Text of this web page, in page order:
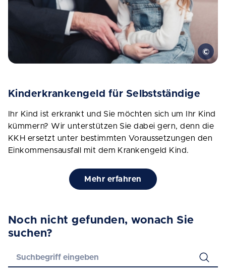
Kinderkrankengeld für Selbstständige
Ihr Kind ist erkrankt und Sie möchten sich um Ihr Kind
kümmern? Wir unterstützen Sie dabei gern, denn die
KKH ersetzt unter bestimmten Voraussetzungen den
Einkommensausfall mit dem Krankengeld Kind.
Mehr erfahren
Noch nicht gefunden, wonach Sie
suchen?